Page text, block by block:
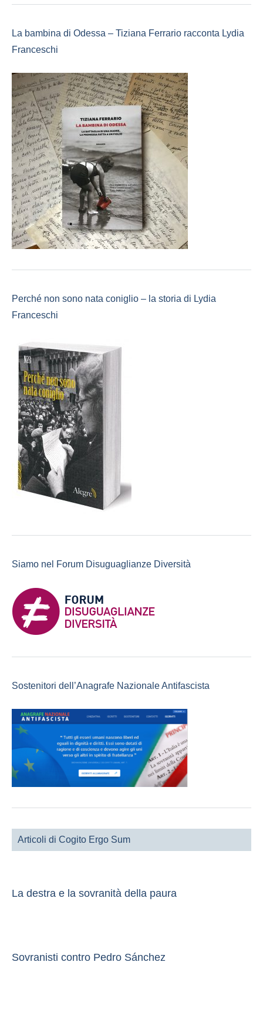
La bambina di Odessa – Tiziana Ferrario racconta Lydia
Franceschi
Perché non sono nata coniglio – la storia di Lydia
Franceschi
Siamo nel Forum Disuguaglianze Diversità
Sostenitori dell’Anagrafe Nazionale Antifascista
Articoli di Cogito Ergo Sum
La destra e la sovranità della paura
Sovranisti contro Pedro Sánchez